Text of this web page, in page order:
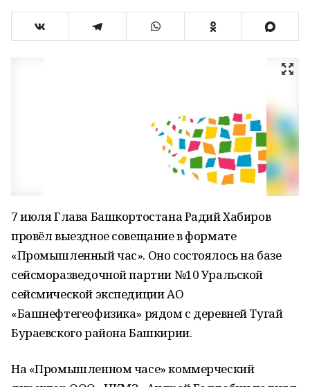
7 июля Глава Башкортостана Радий Хабиров
провёл выездное совещание в формате
«Промышленный час». Оно состоялось на базе
сейсморазведочной партии №10 Уральской
сейсмической экспедиции АО
«Башнефтегеофизика» рядом с деревней Тугай
Бураевского района Башкирии.
На «Промышленном часе» коммерческий